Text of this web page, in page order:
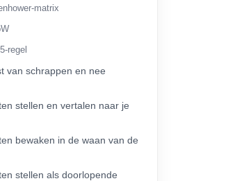
matrix
regel
van schrappen en nee
stellen en vertalen naar je
bewaken in de waan van de
stellen als doorlopende